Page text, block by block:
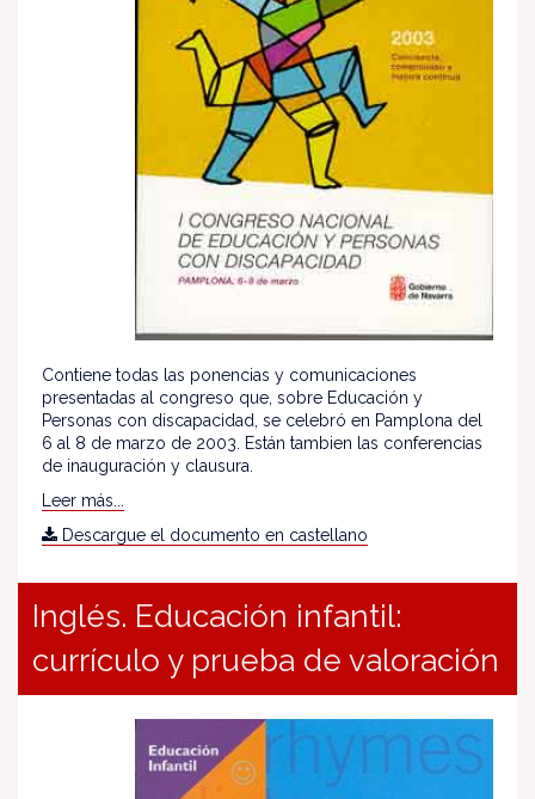
Contiene todas las ponencias y comunicaciones
presentadas al congreso que, sobre Educación y
Personas con discapacidad, se celebró en Pamplona del
6 al 8 de marzo de 2003. Están tambien las conferencias
de inauguración y clausura.
Leer más...
Descargue el documento en castellano
Inglés. Educación infantil:
currículo y prueba de valoración